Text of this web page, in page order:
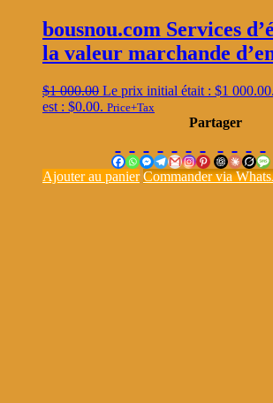
bousnou.com Services
la valeur marchande
$1 000.00 Le prix initial était : $1 000.00.
est : $0.00. Price+Tax
Partager
Ajouter au panier Commander via